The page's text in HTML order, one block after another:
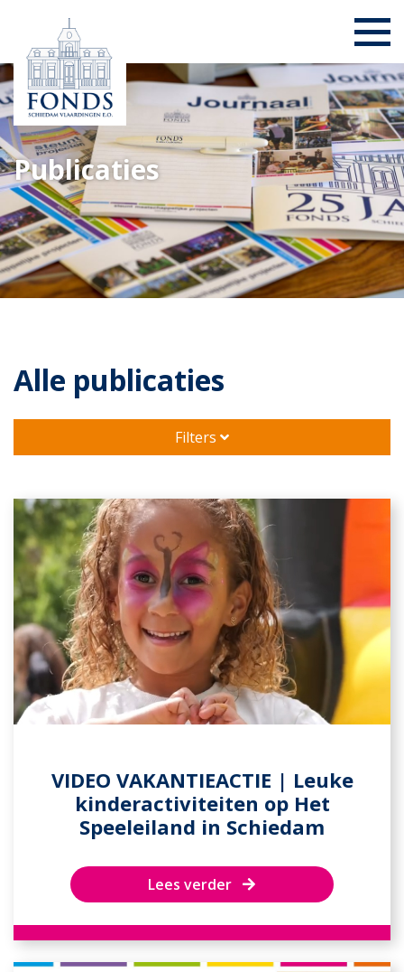
Publicaties
Alle publicaties
Filters
VIDEO VAKANTIEACTIE | Leuke
kinderactiviteiten op Het
Speeleiland in Schiedam
Lees verder